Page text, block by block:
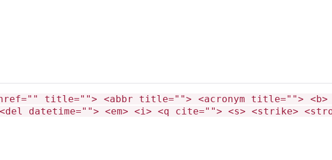
title=""> <abbr title=""> <acronym title=""> <b>
datetime=""> <em> <i> <q cite=""> <s> <strike>